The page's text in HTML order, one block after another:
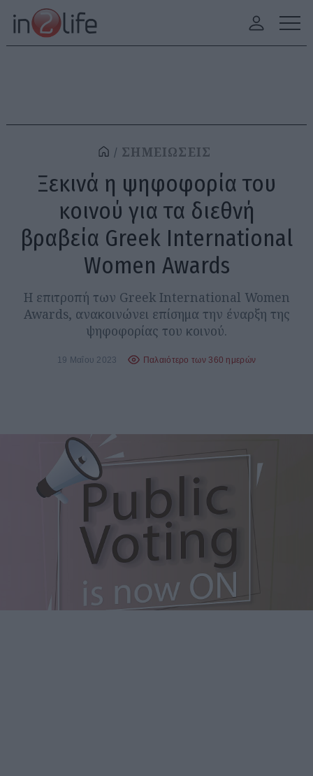
ΣΗΜΕΙΩΣΕΙΣ
Ξεκινά η ψηφοφορία του
κοινού για τα διεθνή
βραβεία Greek International
Women Awards
Η επιτροπή των Greek International Women
Awards, ανακοινώνει επίσημα την έναρξη της
ψηφοφορίας του κοινού.
19 Μαΐου 2023 Παλαιότερο των 360 ημερών